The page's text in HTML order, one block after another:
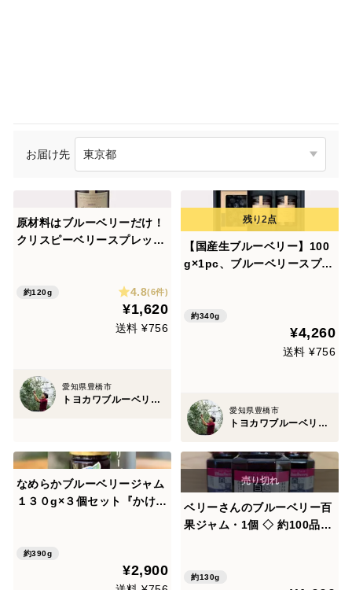
お届け先
原材料はブルーベリーだけ！
クリスピーベリースプレッド
約120g 4.8(6件)
¥1,620
送料 ¥756
愛知県豊橋市
トヨカワブルーベリーヒルズ
【国産生ブルーベリー】100
g×1pc、ブルーベリースプレ
約340g
¥4,260
送料 ¥756
愛知県豊橋市
トヨカワブルーベリーヒルズ
なめらかブルーベリージャム
１３０g×３個セット『かけら
すめ ペーストタイプ【ご家庭
約390g
¥2,900
ベリーさんのブルーベリー百
果ジャム・1個 ◇ 約100品種
約130g